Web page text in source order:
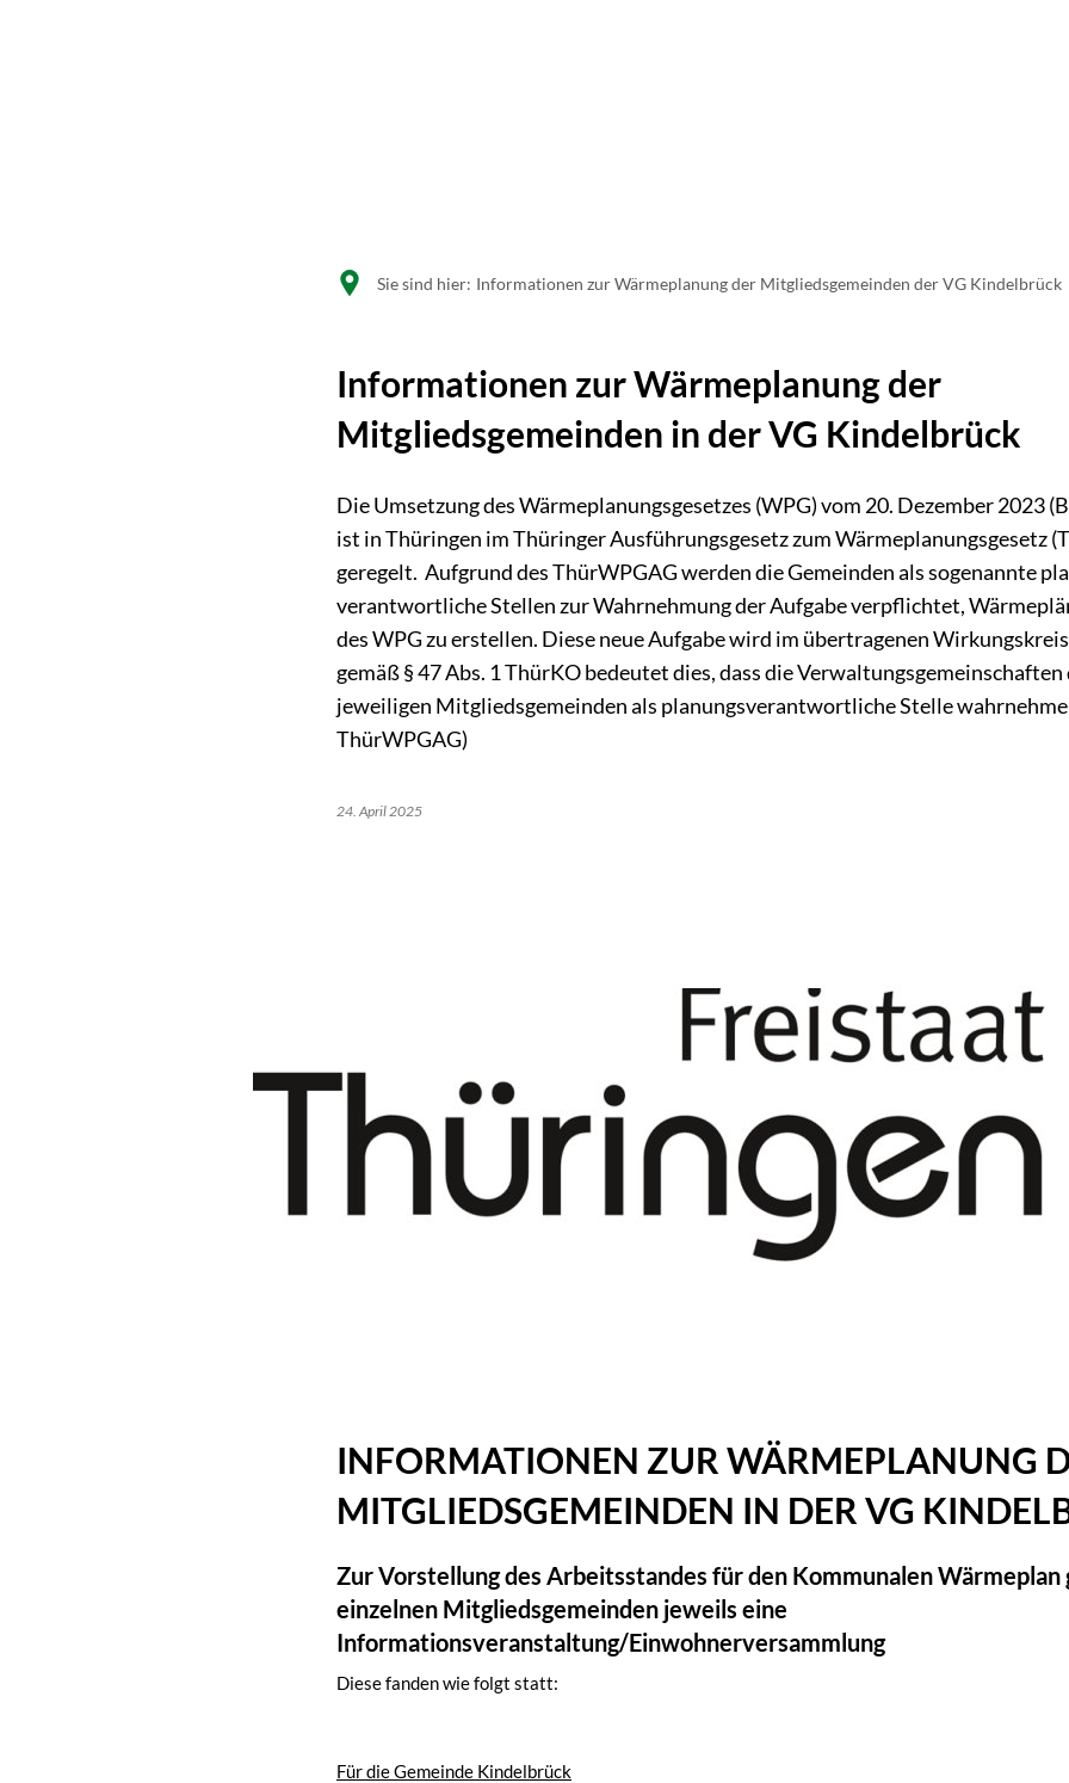
Soziales
Sie sind hier: Informationen zur Wärmeplanung der Mitgliedsgemeinden der VG Kindelbrück
Informationen zur Wärmeplanung der
Mitgliedsgemeinden in der VG Kindelbrück
Die Umsetzung des Wärmeplanungsgesetzes (WPG) vom 20. Dezember 2023
ist in Thüringen im Thüringer Ausführungsgesetz zum Wärmeplanungsgesetz
geregelt. Aufgrund des ThürWPGAG werden die Gemeinden als sogenannte
verantwortliche Stellen zur Wahrnehmung der Aufgabe verpflichtet,
des WPG zu erstellen. Diese neue Aufgabe wird im übertragenen
gemäß § 47 Abs. 1 ThürKO bedeutet dies, dass die
jeweiligen Mitgliedsgemeinden als planungsverantwortliche Stelle
ThürWPGAG)
24. April 2025
INFORMATIONEN ZUR
MITGLIEDSGEMEINDEN IN DER VG
Zur Vorstellung des Arbeitsstandes für den Kommunalen Wärmeplan
einzelnen Mitgliedsgemeinden jeweils eine
Informationsveranstaltung/Einwohnerversammlung
Diese fanden wie folgt statt:
Für die Gemeinde Kindelbrück